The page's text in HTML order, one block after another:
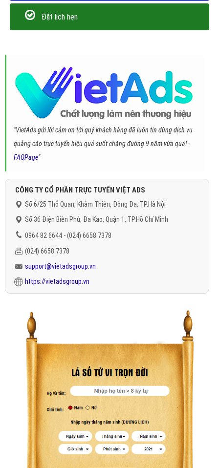
Đặt lịch hẹn
"VietAds gửi lời cảm ơn tới quý khách hàng đã luôn tin dùng dịch vụ
quảng cáo trực tuyến hiệu quả suốt chặng đường 9 năm vừa qua! -
FAQPage"
CÔNG TY CỔ PHẦN TRỰC TUYẾN VIỆT ADS
Số 6/25 Thổ Quan, Khâm Thiên, Đống Đa, TP.Hà Nội
Số 36 Điện Biên Phủ, Đa Kao, Quận 1, TP.Hồ Chí Minh
0964 82 6644 - (024) 6658 7378
(024) 6658 7378
support@vietadsgroup.vn
https://vietadsgroup.vn